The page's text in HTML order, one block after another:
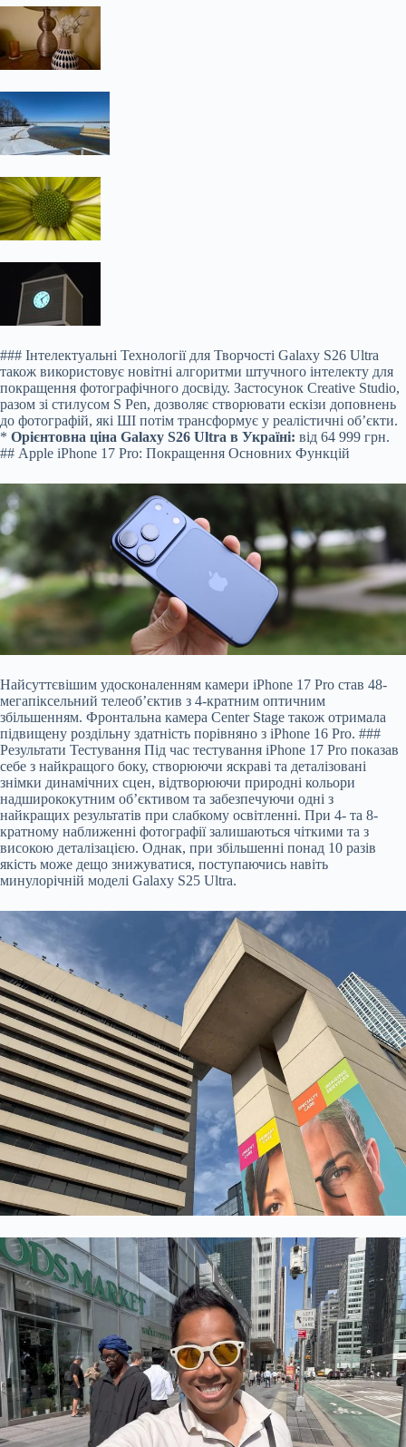
### Інтелектуальні Технології для Творчості Galaxy S26 Ultra
також використовує новітні алгоритми штучного інтелекту для
покращення фотографічного досвіду. Застосунок Creative Studio,
разом зі стилусом S Pen, дозволяє створювати ескізи доповнень
до фотографій, які ШІ потім трансформує у реалістичні об’єкти.
* Орієнтовна ціна Galaxy S26 Ultra в Україні: від 64 999 грн.
## Apple iPhone 17 Pro: Покращення Основних Функцій
Найсуттєвішим удосконаленням камери iPhone 17 Pro став 48-
мегапіксельний телеоб’єктив з 4-кратним оптичним
збільшенням. Фронтальна камера Center Stage також отримала
підвищену роздільну здатність порівняно з iPhone 16 Pro. ###
Результати Тестування Під час тестування iPhone 17 Pro показав
себе з найкращого боку, створюючи яскраві та деталізовані
знімки динамічних сцен, відтворюючи природні кольори
надширококутним об’єктивом та забезпечуючи одні з
найкращих результатів при слабкому освітленні. При 4- та 8-
кратному наближенні фотографії залишаються чіткими та з
високою деталізацією. Однак, при збільшенні понад 10 разів
якість може дещо знижуватися, поступаючись навіть
минулорічній моделі Galaxy S25 Ultra.